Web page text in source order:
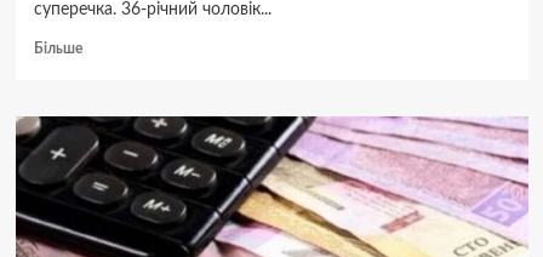
суперечка. 36-річний чоловік...
БільшеДокладніше
Звенигородщині
чоловік
під
час
сварки
вбив
свого